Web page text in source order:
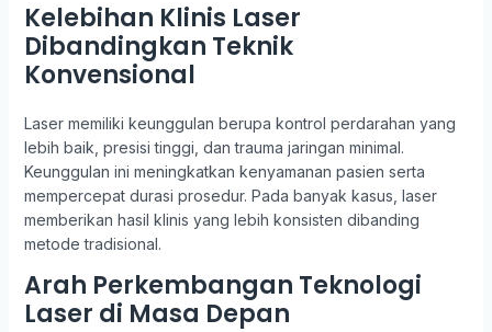
Kelebihan Klinis Laser
Dibandingkan Teknik
Konvensional
Laser memiliki keunggulan berupa kontrol perdarahan yang
lebih baik, presisi tinggi, dan trauma jaringan minimal.
Keunggulan ini meningkatkan kenyamanan pasien serta
mempercepat durasi prosedur. Pada banyak kasus, laser
memberikan hasil klinis yang lebih konsisten dibanding
metode tradisional.
Arah Perkembangan Teknologi
Laser di Masa Depan